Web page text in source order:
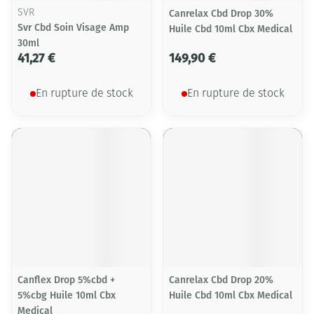
SVR
Svr Cbd Soin Visage Amp
30ml
41,27 €
En rupture de stock
Canrelax Cbd Drop 30%
Huile Cbd 10ml Cbx Medical
149,90 €
En rupture de stock
Canflex Drop 5%cbd +
5%cbg Huile 10ml Cbx
Medical
Canrelax Cbd Drop 20%
Huile Cbd 10ml Cbx Medical